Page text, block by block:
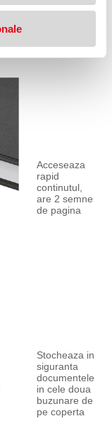
Acceseaza
rapid
continutul,
are 2 semne
de pagina
Stocheaza in
siguranta
documentele
in cele doua
buzunare de
pe coperta